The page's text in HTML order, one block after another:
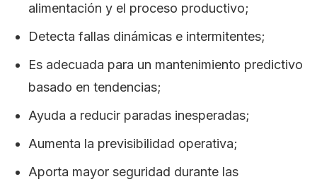
alimentación y el proceso productivo;
Detecta fallas dinámicas e intermitentes;
Es adecuada para un mantenimiento predictivo
basado en tendencias;
Ayuda a reducir paradas inesperadas;
Aumenta la previsibilidad operativa;
Aporta mayor seguridad durante las